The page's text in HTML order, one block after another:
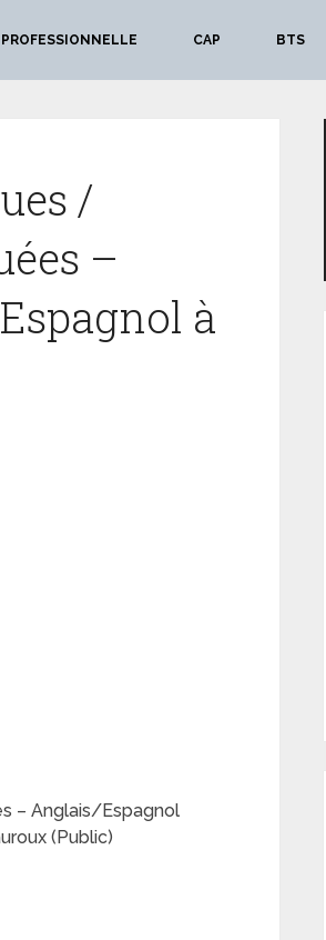
CAP BTS
/
–
à
– Anglais/Espagnol
(Public)